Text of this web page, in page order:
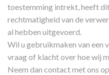
toestemming intrekt, heeft
rechtmatigheid van de
al hebben uitgevoerd.
Wil u gebruikmaken van een
vraag of klacht over hoe wij
Neem dan contact met ons